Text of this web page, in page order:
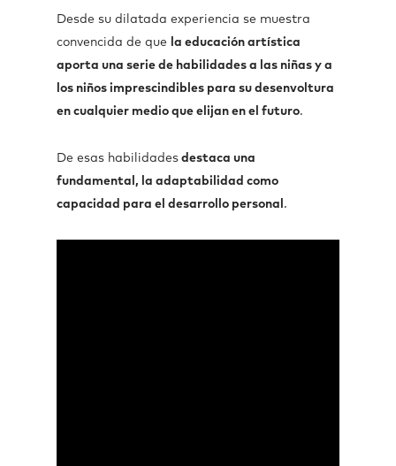
Desde su dilatada experiencia se muestra
convencida de que
la educación artística
aporta una serie de habilidades a las niñas y a
los niños imprescindibles para su desenvoltura
en cualquier medio que elijan en el futuro.
De esas habilidades destaca una
fundamental, la adaptabilidad como
capacidad para el desarrollo personal .